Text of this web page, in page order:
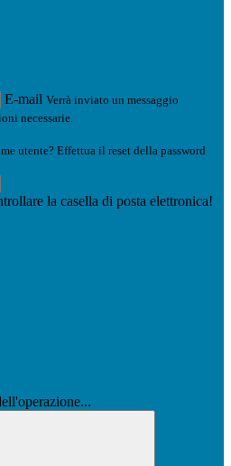
E-mail Verrà inviato un messaggio
necessarie.
utente? Effettua il reset della password
la casella di posta elettronica!